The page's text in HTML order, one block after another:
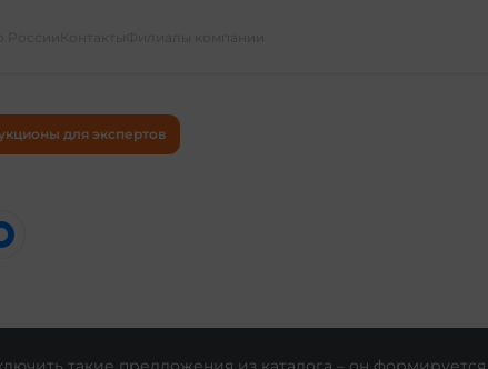
для экспертов